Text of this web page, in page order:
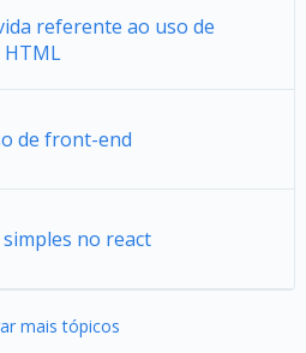
referente ao uso de
de front-end
no react
mais tópicos